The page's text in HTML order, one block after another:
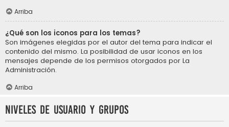
Arriba
¿Qué son los iconos para los temas?
Son imágenes elegidas por el autor del tema para indicar el
contenido del mismo. La posibilidad de usar iconos en los
mensajes depende de los permisos otorgados por La
Administración.
Arriba
Niveles de usuario y grupos